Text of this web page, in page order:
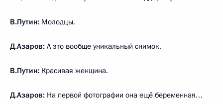
В.Путин: Молодцы.
Д.Азаров: А это вообще уникальный снимок.
В.Путин: Красивая женщина.
Д.Азаров: На первой фотографии она ещё беременная…